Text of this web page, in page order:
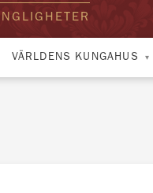
VÄRLDENS KUNGAHUS